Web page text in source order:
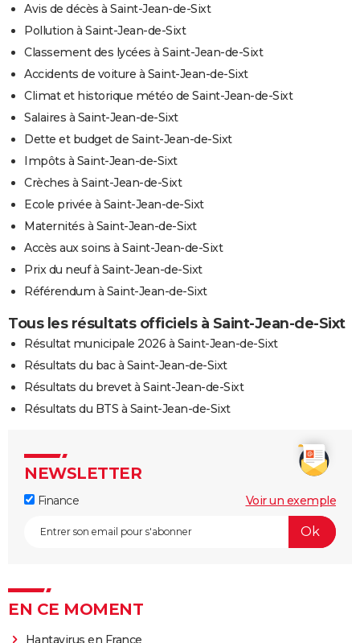
Avis de décès à Saint-Jean-de-Sixt
Pollution à Saint-Jean-de-Sixt
Classement des lycées à Saint-Jean-de-Sixt
Accidents de voiture à Saint-Jean-de-Sixt
Climat et historique météo de Saint-Jean-de-Sixt
Salaires à Saint-Jean-de-Sixt
Dette et budget de Saint-Jean-de-Sixt
Impôts à Saint-Jean-de-Sixt
Crèches à Saint-Jean-de-Sixt
Ecole privée à Saint-Jean-de-Sixt
Maternités à Saint-Jean-de-Sixt
Accès aux soins à Saint-Jean-de-Sixt
Prix du neuf à Saint-Jean-de-Sixt
Référendum à Saint-Jean-de-Sixt
Tous les résultats officiels à Saint-Jean-de-Sixt
Résultat municipale 2026 à Saint-Jean-de-Sixt
Résultats du bac à Saint-Jean-de-Sixt
Résultats du brevet à Saint-Jean-de-Sixt
Résultats du BTS à Saint-Jean-de-Sixt
NEWSLETTER
Finance Voir un exemple
EN CE MOMENT
Hantavirus en France